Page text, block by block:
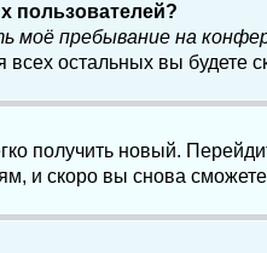
пользователей?
моё пребывание на
остальных вы будете
получить новый.
и скоро вы снова